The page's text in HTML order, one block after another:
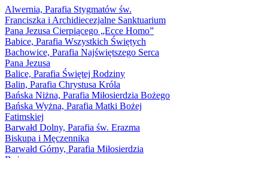
1968
1969
1970
1971
1972
1973
1974
1975
1976
1977
1978
1979
1980
1981
Alwernia, Parafia Stygmatów św.
Franciszka i Archidiecezjalne Sanktuarium
Pana Jezusa Cierpiącego „Ecce Homo”
Babice, Parafia Wszystkich Świętych
Bachowice, Parafia Najświętszego Serca
Pana Jezusa
Balice, Parafia Świętej Rodziny
Balin, Parafia Chrystusa Króla
Bańska Niżna, Parafia Miłosierdzia Bożego
Bańska Wyżna, Parafia Matki Bożej
Fatimskiej
Barwałd Dolny, Parafia św. Erazma
Biskupa i Męczennika
Barwałd Górny, Parafia Miłosierdzia
Bożego